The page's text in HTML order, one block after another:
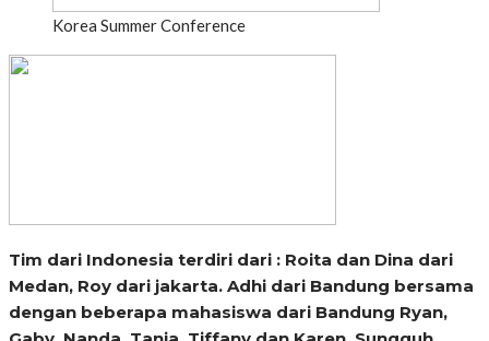
Korea Summer Conference
Tim dari Indonesia terdiri dari : Roita dan Dina dari
Medan, Roy dari jakarta. Adhi dari Bandung bersama
dengan beberapa mahasiswa dari Bandung Ryan,